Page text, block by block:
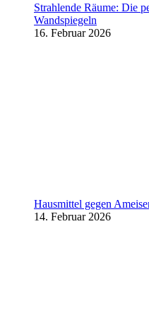
Strahlende Räume: Die
Wandspiegeln
16. Februar 2026
Hausmittel gegen
14. Februar 2026